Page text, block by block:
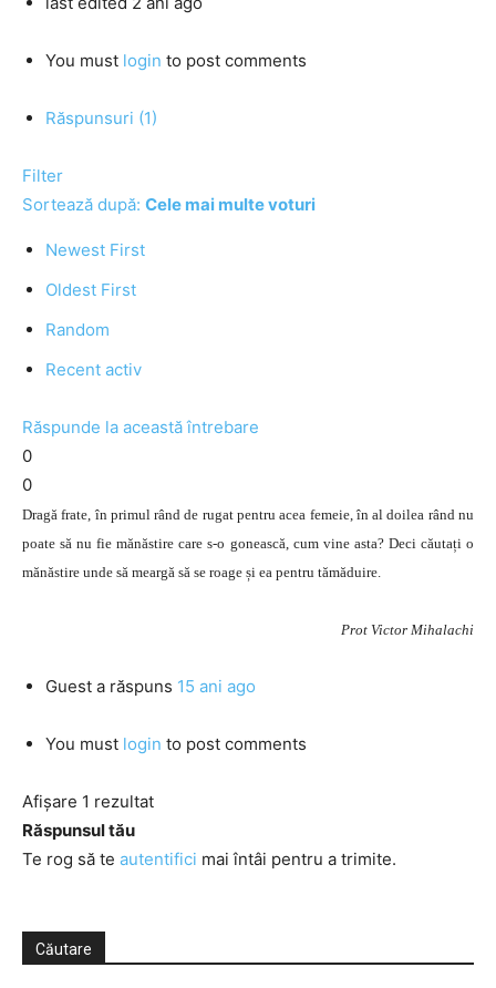
You must login to post comments
Răspunsuri (1)
Filter
Sortează după: Cele mai multe voturi
Newest First
Oldest First
Random
Recent activ
Răspunde la această întrebare
0
0
Dragă frate, în primul rând de rugat pentru acea femeie, în al doilea rând nu
poate să nu fie mănăstire care s-o gonească, cum vine asta? Deci căutați o
mănăstire unde să meargă să se roage și ea pentru tămăduire.
Prot Victor Mihalachi
Guest a răspuns 15 ani ago
You must login to post comments
Afișare 1 rezultat
Răspunsul tău
Te rog să te autentifici mai întâi pentru a trimite.
Căutare